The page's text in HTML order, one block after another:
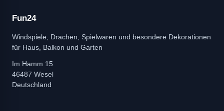
Fun24
Windspiele, Drachen, Spielwaren und besondere Dekorationen
für Haus, Balkon und Garten
Im Hamm 15
46487 Wesel
Deutschland